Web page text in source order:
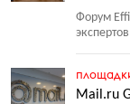
Форум
Mail.ru